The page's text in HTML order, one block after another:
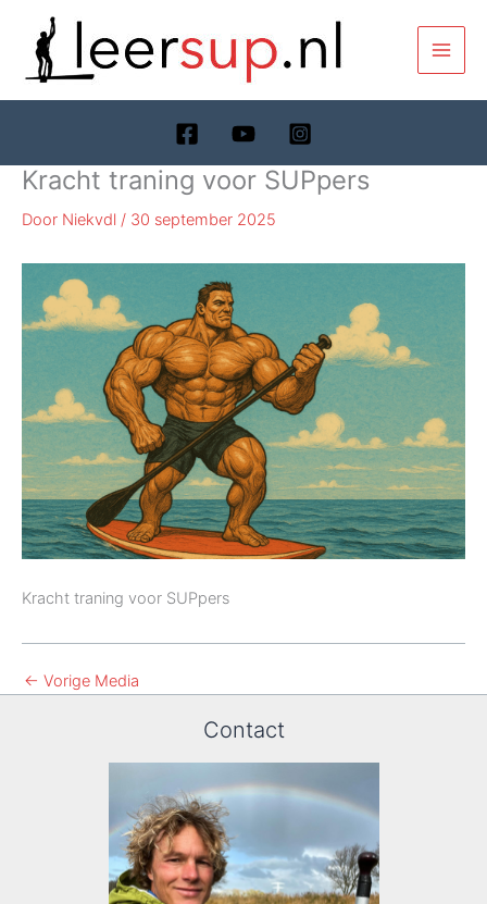
Kracht traning voor SUPpers
Door Niekvdl / 30 september 2025
Kracht traning voor SUPpers
← Vorige Media
Contact